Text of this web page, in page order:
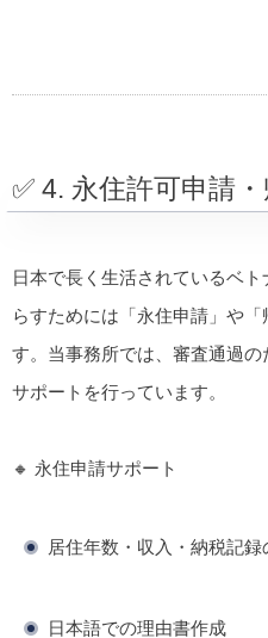
✅ 4. 永住許可申請
日本で長く生活されているベ
らすためには「永住申請」や
す。当事務所では、審査通過
サポートを行っています。
🔸 永住申請サポート
居住年数・収入・納税記録
日本語での理由書作成